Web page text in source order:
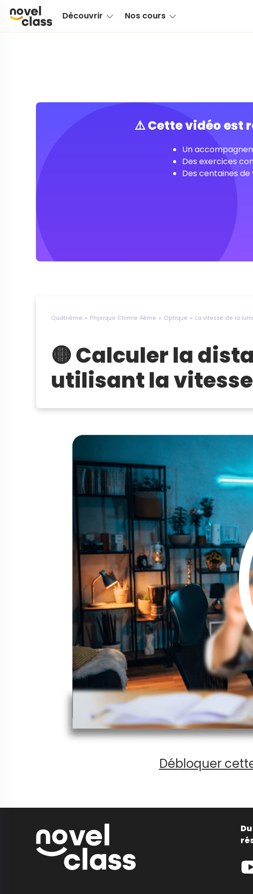
Découvrir Nos cours
⚠️ Cette vidéo est
Un
Des exercices
Des centaines
Quatrième Physique Chimie 4ème Optique La vitesse de la
🟡 Calculer la
utilisant la
Débloquer